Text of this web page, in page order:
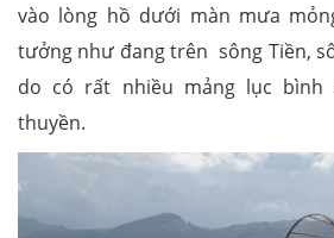
vào lòng hồ dưới màn mưa
tưởng như đang trên sông Tiền,
do có rất nhiều mảng lục bình
thuyền.